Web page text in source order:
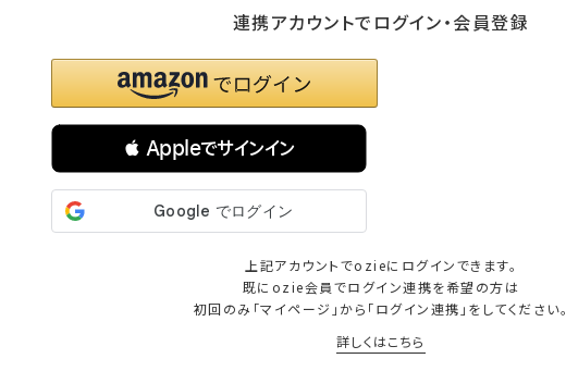
連携アカウントでログイン・会員登録
 Appleでサインイン
上記アカウントでozieにログインできます。
既にozie会員でログイン連携を希望の方は
初回のみ「マイページ」から「ログイン連携」をしてください。
詳しくはこちら